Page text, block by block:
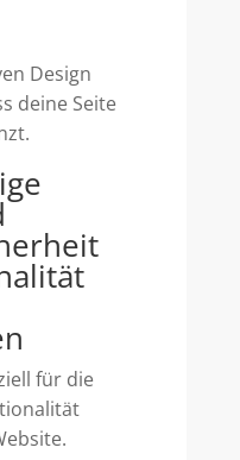
Design
deine Seite
für die